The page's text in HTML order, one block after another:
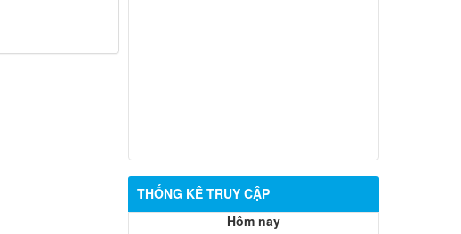
THỐNG KÊ TRUY CẬP
Hôm nay